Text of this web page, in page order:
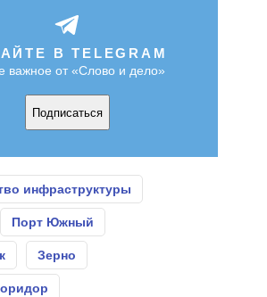
В TELEGRAM
важное от «Слово и дело»
Подписаться
инфраструктуры
Порт Южный
Зерно